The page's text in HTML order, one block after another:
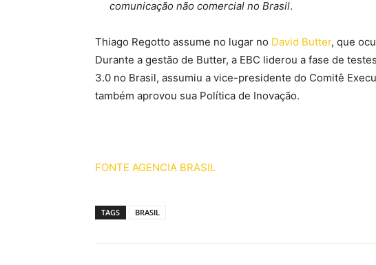
comunicação não comercial no Brasil.
Thiago Regotto assume no lugar no David Butter, que
Durante a gestão de Butter, a EBC liderou a fase de
3.0 no Brasil, assumiu a vice-presidente do Comitê
também aprovou sua Política de Inovação.
FONTE AGENCIA BRASIL
TAGS BRASIL